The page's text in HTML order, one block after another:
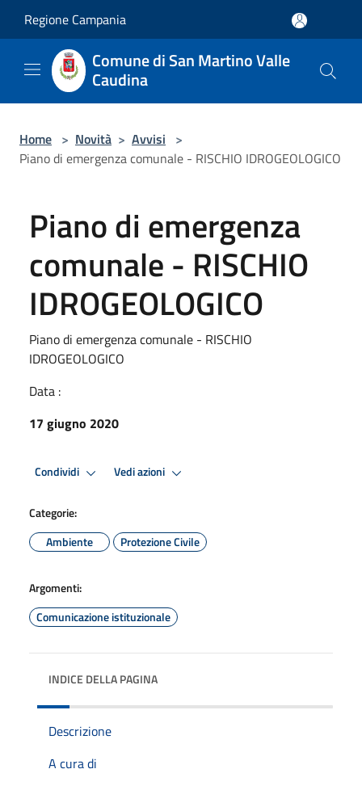
Regione Campania
Comune di San Martino Valle
Caudina
Home > Novità > Avvisi >
Piano di emergenza comunale - RISCHIO IDROGEOLOGICO
Piano di emergenza
comunale - RISCHIO
IDROGEOLOGICO
Piano di emergenza comunale - RISCHIO
IDROGEOLOGICO
Data :
17 giugno 2020
Condividi Vedi azioni
Categorie:
Ambiente
Protezione Civile
Argomenti:
Comunicazione istituzionale
INDICE DELLA PAGINA
Descrizione
A cura di